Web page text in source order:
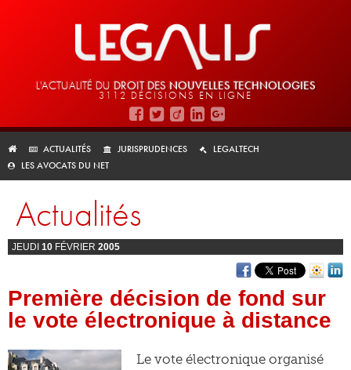
L'ACTUALITÉ DU DROIT DES NOUVELLES TECHNOLOGIES
3112 DÉCISIONS EN LIGNE
ACTUALITÉS JURISPRUDENCES
LEGALTECH
LES AVOCATS DU NET
Actualités
JEUDI 10 FÉVRIER 2005
Première décision de fond sur
le vote électronique à distance
Le vote électronique organisé